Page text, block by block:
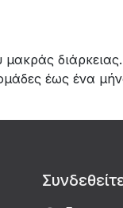
έως ένα